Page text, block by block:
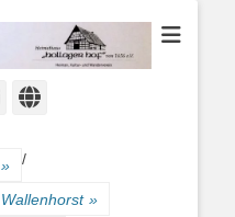
Heimathaus
Hollager Hof v.
E-
Website
» /
»